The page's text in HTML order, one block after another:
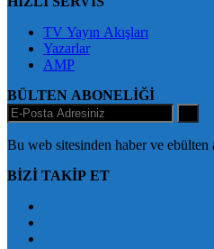
TV Yayın Akışları
Yazarlar
AMP
BÜLTEN ABONELİĞİ
Bu web sitesinden haber ve
BİZİ TAKİP ET